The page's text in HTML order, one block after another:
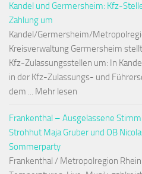
Kandel und Germersheim: Kfz-
Zahlung um
Kandel/Germersheim/
Kreisverwaltung Germersheim
Kfz-Zulassungsstellen um: In
in der Kfz-Zulassungs- und
dem ... Mehr lesen
Frankenthal – Ausgelassene
Strohhut Maja Gruber und OB
Sommerparty
Frankenthal / Metropolregion